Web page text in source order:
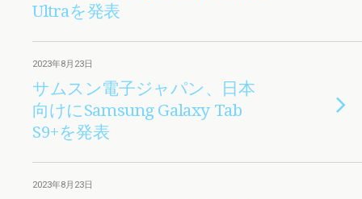
Ultraを発表
2023年8月23日
サムスン電子ジャパン、日本
向けにSamsung Galaxy Tab
S9+を発表
2023年8月23日